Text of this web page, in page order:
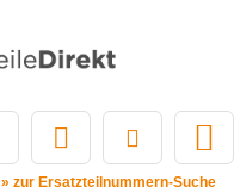
» zur Ersatzteilnummern-Suche